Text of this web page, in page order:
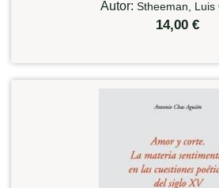
Autor: Stheeman, Luis
14,00 €